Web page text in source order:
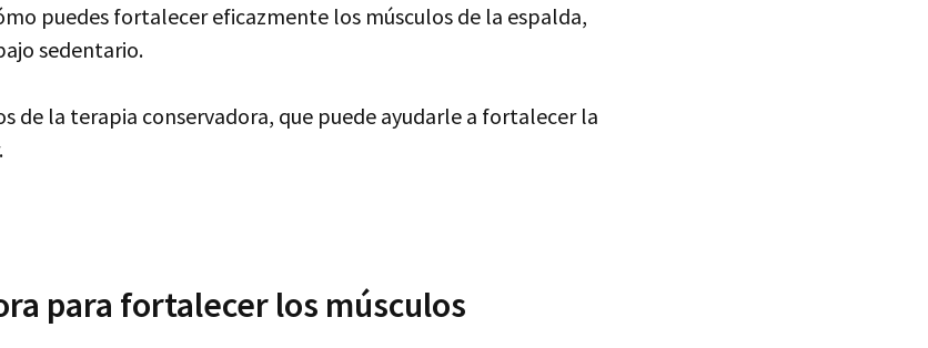
puedes fortalecer eficazmente los músculos de la espalda,
sedentario.
de la terapia conservadora, que puede ayudarle a fortalecer la
para fortalecer los músculos